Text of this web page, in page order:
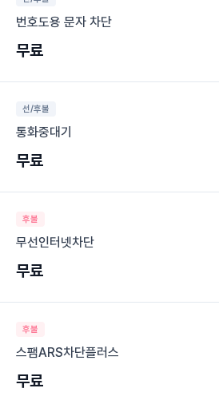
번호도용 문자 차단
무료
선/후불
통화중대기
무료
후불
무선인터넷차단
무료
후불
스팸ARS차단플러스
무료